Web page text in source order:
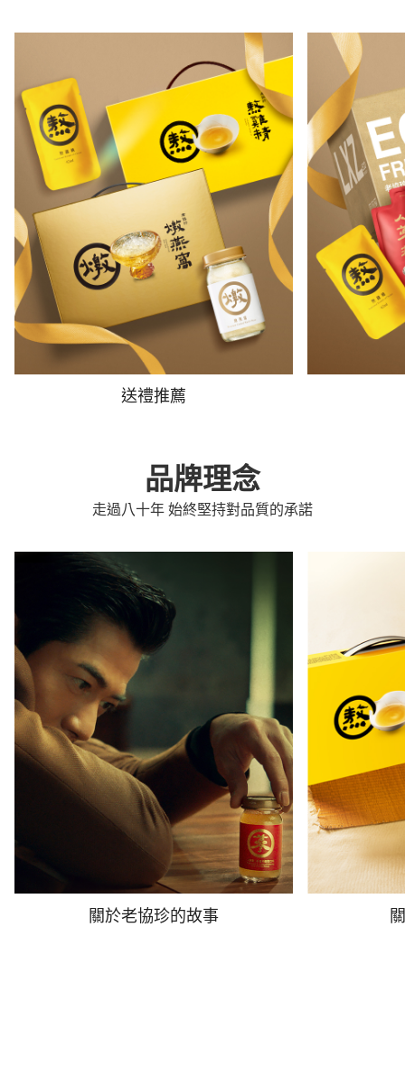
送禮推薦
品牌理念
走過八十年 始終堅持對品質的承諾
關於老協珍的故事